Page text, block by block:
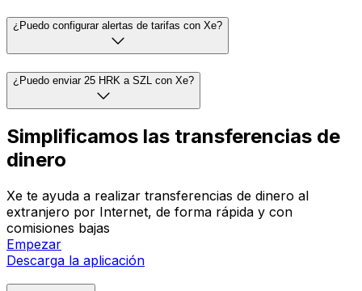
¿Puedo configurar alertas de tarifas con Xe?
¿Puedo enviar 25 HRK a SZL con Xe?
Simplificamos las transferencias de
dinero
Xe te ayuda a realizar transferencias de dinero al
extranjero por Internet, de forma rápida y con
comisiones bajas
Empezar
Descarga la aplicación